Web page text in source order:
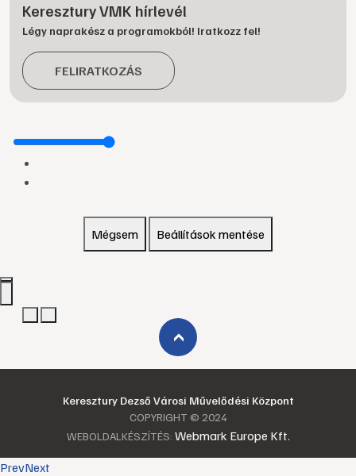
Keresztury VMK hírlevél
Légy naprakész a programokból! Iratkozz fel!
FELIRATKOZÁS
Mégsem Beállítások mentése
›
Keresztury Dezső Városi Művelődési Központ
COPYRIGHT © 2024
WEBOLDALKÉSZÍTÉS: Webmark Europe Kft.
PrevNext